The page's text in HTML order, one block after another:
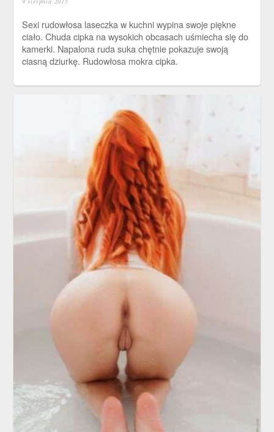
Sexi rudowłosa laseczka w kuchni wypina swoje piękne
ciało. Chuda cipka na wysokich obcasach uśmiecha się do
kamerki. Napalona ruda suka chętnie pokazuje swoją
ciasną dziurkę. Rudowłosa mokra cipka.